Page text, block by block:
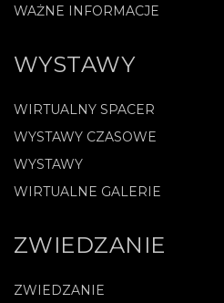
WAŻNE INFORMACJE
WYSTAWY
WIRTUALNY SPACER
WYSTAWY CZASOWE
WYSTAWY
WIRTUALNE GALERIE
ZWIEDZANIE
ZWIEDZANIE